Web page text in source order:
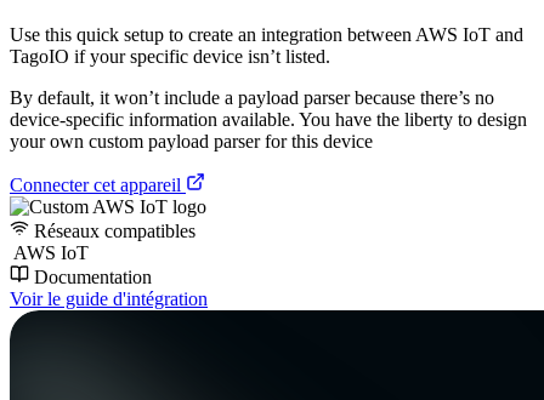
Use this quick setup to create an integration between AWS IoT and
TagoIO if your specific device isn’t listed.
By default, it won’t include a payload parser because there’s no
device-specific information available. You have the liberty to design
your own custom payload parser for this device
Connecter cet appareil
Réseaux compatibles
AWS IoT
Documentation
Voir le guide d'intégration